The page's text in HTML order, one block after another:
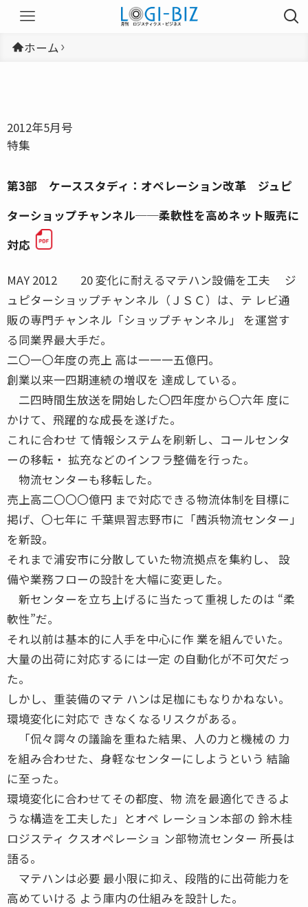
ホーム
2012年5月号
特集
第3部 ケーススタディ：オペレーション改革 ジュピ
ターショップチャンネル──柔軟性を高めネット販売に
対応
MAY 2012 20 変化に耐えるマテハン設備を工夫 ジ
ュピターショップチャンネル（ＪＳＣ）は、テ レビ通
販の専門チャンネル「ショップチャンネル」 を運営す
る同業界最大手だ。
二〇一〇年度の売上 高は一一一五億円。
創業以来一四期連続の増収を 達成している。
二四時間生放送を開始した〇四年度から〇六年 度に
かけて、飛躍的な成長を遂げた。
これに合わせ て情報システムを刷新し、コールセンタ
ーの移転・ 拡充などのインフラ整備を行った。
物流センターも移転した。
売上高二〇〇〇億円 まで対応できる物流体制を目標に
掲げ、〇七年に 千葉県習志野市に「茜浜物流センター」
を新設。
それまで浦安市に分散していた物流拠点を集約し、 設
備や業務フローの設計を大幅に変更した。
新センターを立ち上げるに当たって重視したのは “柔
軟性”だ。
それ以前は基本的に人手を中心に作 業を組んでいた。
大量の出荷に対応するには一定 の自動化が不可欠だっ
た。
しかし、重装備のマテ ハンは足枷にもなりかねない。
環境変化に対応で きなくなるリスクがある。
「侃々諤々の議論を重ねた結果、人の力と機械の 力
を組み合わせた、身軽なセンターにしようという 結論
に至った。
環境変化に合わせてその都度、物 流を最適化できるよ
うな構造を工夫した」とオペ レーション本部の 鈴木桂
ロジスティ クスオペレーショ ン部物流センター 所長は
語る。
マテハンは必要 最小限に抑え、段階的に出荷能力を
高めていける よう庫内の仕組みを設計した。